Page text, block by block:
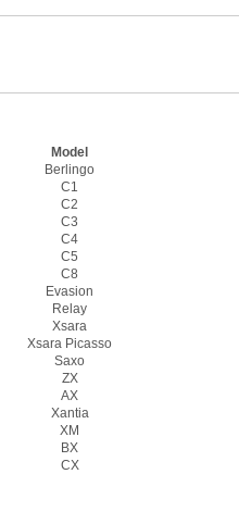
Model
Berlingo
C1
C2
C3
C4
C5
C8
Evasion
Relay
Xsara
Xsara Picasso
Saxo
ZX
AX
Xantia
XM
BX
CX